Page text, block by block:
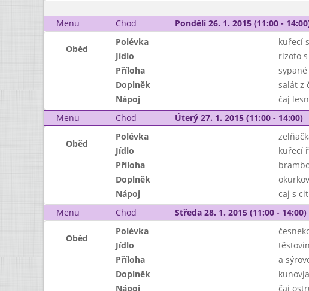
Menu
Chod Pondělí 26. 1. 2015 (11:00 -
Oběd
Polévka
kuřecí
Jídlo
rizoto
Příloha
Doplněk
salát z
Nápoj
čaj
Menu
Chod Úterý 27. 1. 2015 (11:00 - 14:00)
Oběd
Polévka
Jídlo
kuřecí
Příloha
Doplněk
Nápoj
caj s
Menu
Chod Středa 28. 1. 2015 (11:00 - 14:00)
Oběd
Polévka
Jídlo
Příloha
a
Doplněk
Nápoj
čaj